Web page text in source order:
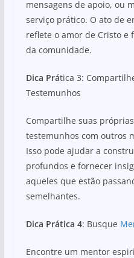
mensagens de apoio, ou
serviço prático. O ato de
reflete o amor de Cristo e
da comunidade.
Dica Prática 3:
Testemunhos
Compartilhe suas
testemunhos com outros
Isso pode ajudar a
profundos e fornecer
aqueles que estão
semelhantes.
Dica Prática 4: Busque
Encontre um mentor